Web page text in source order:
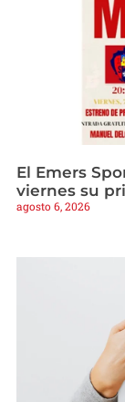
El Emers
viernes su
agosto 6, 2026